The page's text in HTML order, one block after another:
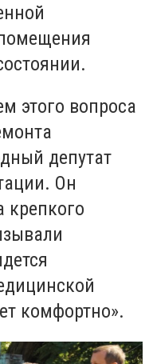
этого вопроса
депутат
Он
крепкого
комфортно».